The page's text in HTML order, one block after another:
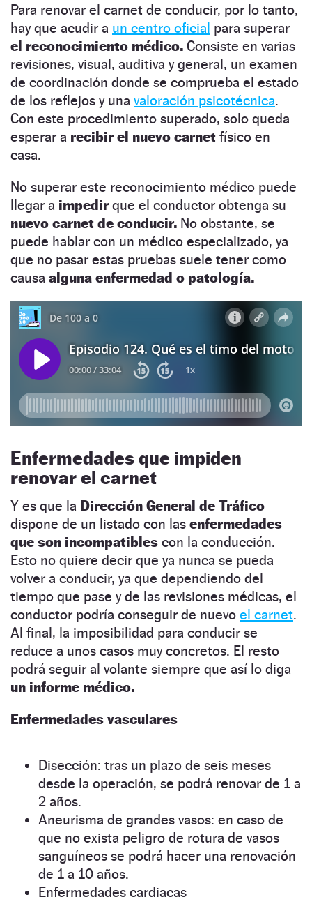
Para renovar el carnet de conducir, por lo tanto,
hay que acudir a un centro oficial para superar
el reconocimiento médico. Consiste en varias
revisiones, visual, auditiva y general, un examen
de coordinación donde se comprueba el estado
de los reflejos y una valoración psicotécnica.
Con este procedimiento superado, solo queda
esperar a recibir el nuevo carnet físico en
casa.
No superar este reconocimiento médico puede
llegar a impedirque el conductor obtenga su
nuevo carnet de conducir. No obstante, se
puede hablar con un médico especializado, ya
que no pasar estas pruebas suele tener como
causa alguna enfermedad o patología.
Enfermedades que impiden
renovar el carnet
Y es que la Dirección General de Tráfico
dispone de un listado con las enfermedades
que son incompatibles con la conducción.
Esto no quiere decir que ya nunca se pueda
volver a conducir, ya que dependiendo del
tiempo que pase y de las revisiones médicas, el
conductor podría conseguir de nuevo el carnet.
Al final, la imposibilidad para conducir se
reduce a unos casos muy concretos. El resto
podrá seguir al volante siempre que así lo diga
un informe médico.
Enfermedades vasculares
Disección: tras un plazo de seis meses
desde la operación, se podrá renovar de 1 a
2 años.
Aneurisma de grandes vasos: en caso de
que no exista peligro de rotura de vasos
sanguíneos se podrá hacer una renovación
de 1 a 10 años.
Enfermedades cardiacas